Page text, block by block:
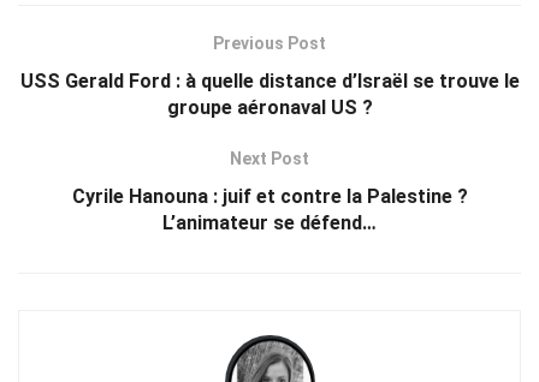
Previous Post
USS Gerald Ford : à quelle distance d’Israël se trouve le
groupe aéronaval US ?
Next Post
Cyrile Hanouna : juif et contre la Palestine ?
L’animateur se défend…